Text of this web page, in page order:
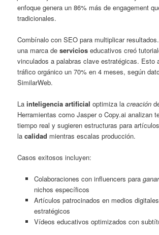
enfoque genera un 86% más de engagement
tradicionales.
Combínalo con SEO para multiplicar
una marca deservicios educativos creó
vinculados a palabras clave estratégicas. Esto
tráfico orgánico un 70% en 4 meses, según
SimilarWeb.
Lainteligencia artificial optimiza lacreación
Herramientas como Jasper o Copy.ai analizan
tiempo real y sugieren estructuras para
lacalidad mientras escalas producción.
Casos exitosos incluyen:
Colaboraciones con influencers para
nichos específicos
Artículos patrocinados en medios
estratégicos
Vídeos educativos optimizados con